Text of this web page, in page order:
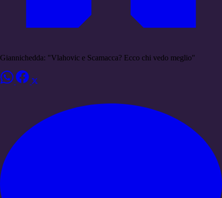
Giannichedda: "Vlahovic e Scamacca? Ecco chi vedo meglio"